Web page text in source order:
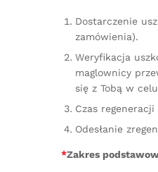
Dostarczenie
zamówienia).
Weryfikacja
maglownicy
się z Tobą w
Czas
Odesłanie
*Zakres